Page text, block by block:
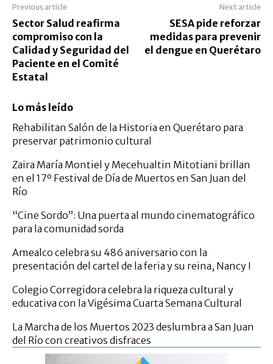
Previous article
Sector Salud reafirma
compromiso con la
Calidad y Seguridad del
Paciente en el Comité
Estatal
Next article
SESA pide reforzar
medidas para prevenir
el dengue en Querétaro
Lo más leído
Rehabilitan Salón de la Historia en Querétaro para
preservar patrimonio cultural
Zaira María Montiel y Mecehualtin Mitotiani brillan
en el 17º Festival de Día de Muertos en San Juan del
Río
“Cine Sordo”: Una puerta al mundo cinematográfico
para la comunidad sorda
Amealco celebra su 486 aniversario con la
presentación del cartel de la feria y su reina, Nancy I
Colegio Corregidora celebra la riqueza cultural y
educativa con la Vigésima Cuarta Semana Cultural
La Marcha de los Muertos 2023 deslumbra a San Juan
del Río con creativos disfraces